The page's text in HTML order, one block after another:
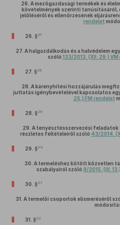
26. A mezőgazdasági termékek és
követelmények szerinti tanúsításáról,
jelöléséről és ellenőrzésének
rendelet
26. §27
27. A halgazdálkodás és a halvédelem
szóló 133/2013. (XII. 29.)
27. §28
28. A kárenyhítési hozzájárulás
juttatás igénybevételével kapcsolatos
25.) FM rendelet
28. §29
29. A tenyésztésszervezési
részletes feltételeiről szóló 43/2014.
29. §30
30. A termeléshez kötött közvetlen
szabályairól szóló 9/2015. (III.
30. §31
31. A termelői csoportok elismeréséről
31. §32